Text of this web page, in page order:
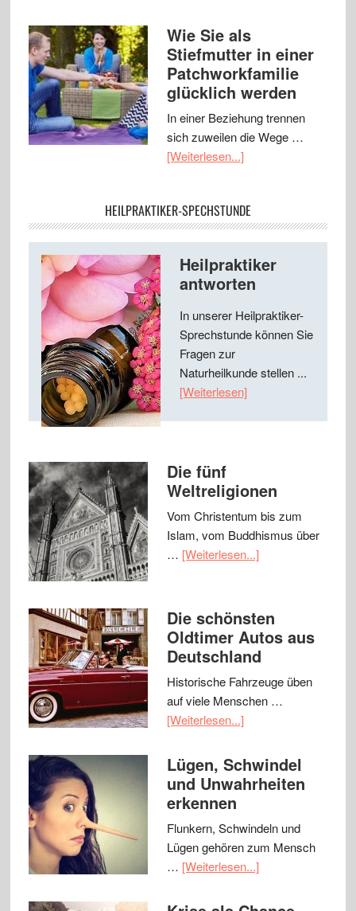
Wie Sie als
Stiefmutter in einer
Patchworkfamilie
glücklich werden
In einer Beziehung trennen
sich zuweilen die Wege …
[Weiterlesen...]
HEILPRAKTIKER-SPECHSTUNDE
Heilpraktiker
antworten
In unserer Heilpraktiker-
Sprechstunde können Sie
Fragen zur
Naturheilkunde stellen ...
[Weiterlesen]
Die fünf
Weltreligionen
Vom Christentum bis zum
Islam, vom Buddhismus über
… [Weiterlesen...]
Die schönsten
Oldtimer Autos aus
Deutschland
Historische Fahrzeuge üben
auf viele Menschen …
[Weiterlesen...]
Lügen, Schwindel
und Unwahrheiten
erkennen
Flunkern, Schwindeln und
Lügen gehören zum Mensch
… [Weiterlesen...]